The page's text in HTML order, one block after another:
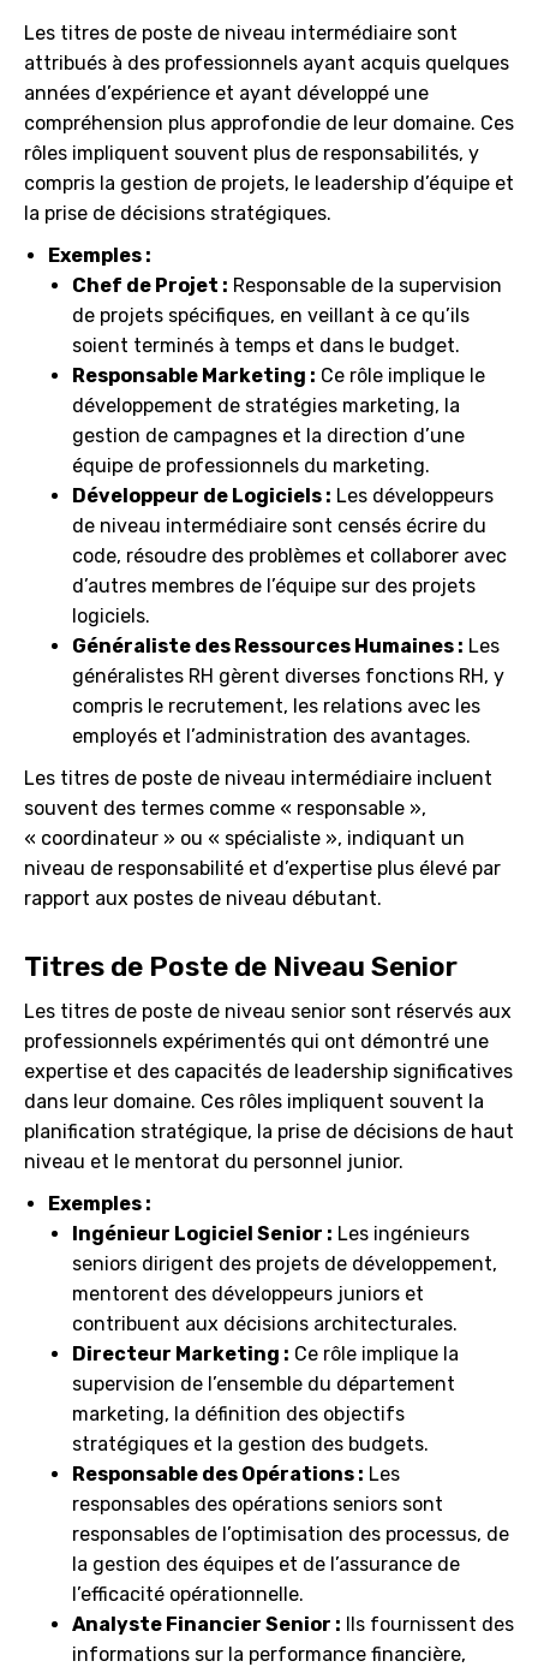
Les titres de poste de niveau intermédiaire sont
attribués à des professionnels ayant acquis quelques
années d’expérience et ayant développé une
compréhension plus approfondie de leur domaine. Ces
rôles impliquent souvent plus de responsabilités, y
compris la gestion de projets, le leadership d’équipe et
la prise de décisions stratégiques.
Exemples :
Chef de Projet : Responsable de la supervision
de projets spécifiques, en veillant à ce qu’ils
soient terminés à temps et dans le budget.
Responsable Marketing : Ce rôle implique le
développement de stratégies marketing, la
gestion de campagnes et la direction d’une
équipe de professionnels du marketing.
Développeur de Logiciels : Les développeurs
de niveau intermédiaire sont censés écrire du
code, résoudre des problèmes et collaborer avec
d’autres membres de l’équipe sur des projets
logiciels.
Généraliste des Ressources Humaines : Les
généralistes RH gèrent diverses fonctions RH, y
compris le recrutement, les relations avec les
employés et l’administration des avantages.
Les titres de poste de niveau intermédiaire incluent
souvent des termes comme « responsable »,
« coordinateur » ou « spécialiste », indiquant un
niveau de responsabilité et d’expertise plus élevé par
rapport aux postes de niveau débutant.
Titres de Poste de Niveau Senior
Les titres de poste de niveau senior sont réservés aux
professionnels expérimentés qui ont démontré une
expertise et des capacités de leadership significatives
dans leur domaine. Ces rôles impliquent souvent la
planification stratégique, la prise de décisions de haut
niveau et le mentorat du personnel junior.
Exemples :
Ingénieur Logiciel Senior : Les ingénieurs
seniors dirigent des projets de développement,
mentorent des développeurs juniors et
contribuent aux décisions architecturales.
Directeur Marketing : Ce rôle implique la
supervision de l’ensemble du département
marketing, la définition des objectifs
stratégiques et la gestion des budgets.
Responsable des Opérations : Les
responsables des opérations seniors sont
responsables de l’optimisation des processus, de
la gestion des équipes et de l’assurance de
l’efficacité opérationnelle.
Analyste Financier Senior : Ils fournissent des
informations sur la performance financière,